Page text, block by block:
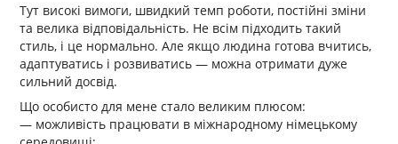
Тут високі вимоги, швидкий темп роботи, постійні зміни
та велика відповідальність. Не всім підходить такий
стиль, і це нормально. Але якщо людина готова вчитись,
адаптуватись і розвиватись — можна отримати дуже
сильний досвід.
Що особисто для мене стало великим плюсом:
— можливість працювати в міжнародному німецькому